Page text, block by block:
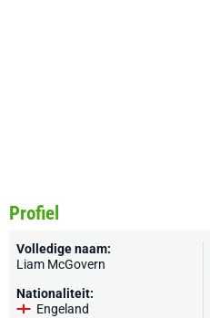
Profiel
Volledige naam:
Liam McGovern
Nationaliteit:
Engeland